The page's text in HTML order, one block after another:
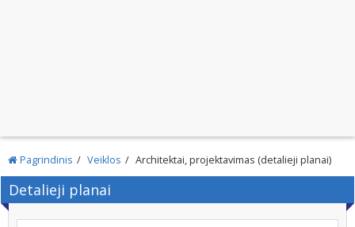
Pagrindinis Veiklos Architektai, projektavimas (detalieji planai)
Detalieji planai